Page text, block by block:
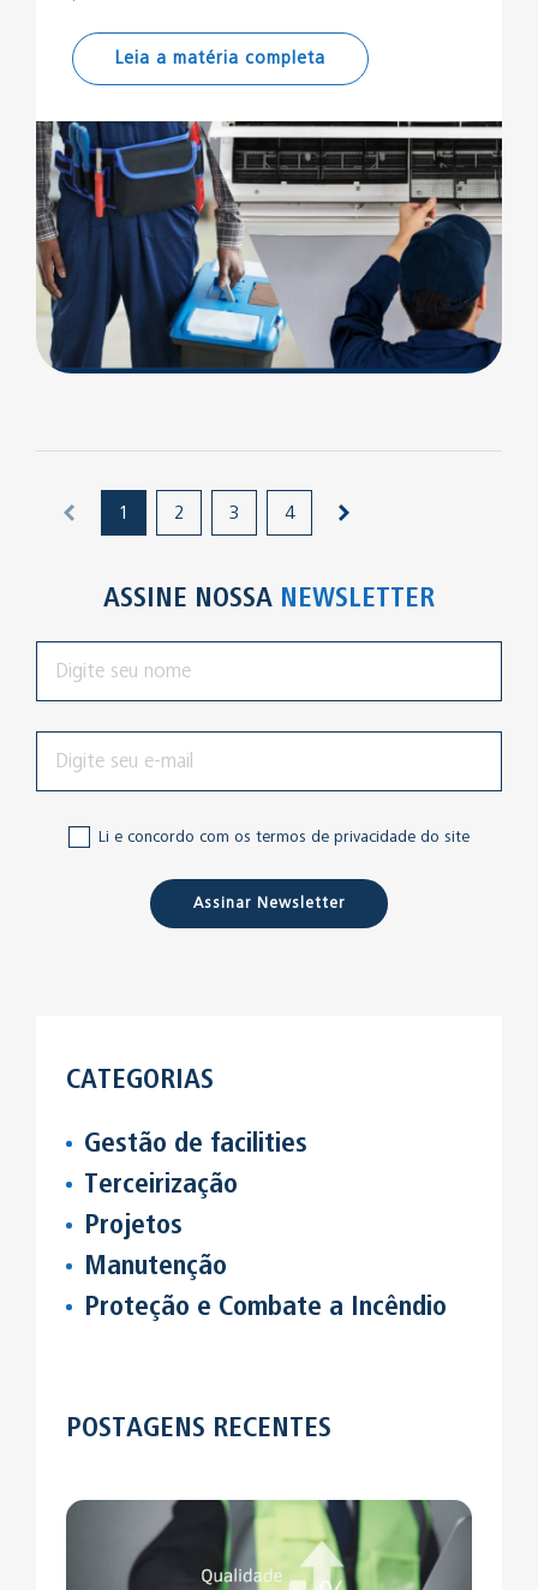
Leia a matéria completa
1 2 3 4
ASSINE NOSSA NEWSLETTER
Li e concordo com os termos de privacidade do site
Assinar Newsletter
CATEGORIAS
Gestão de facilities
Terceirização
Projetos
Manutenção
Proteção e Combate a Incêndio
POSTAGENS RECENTES